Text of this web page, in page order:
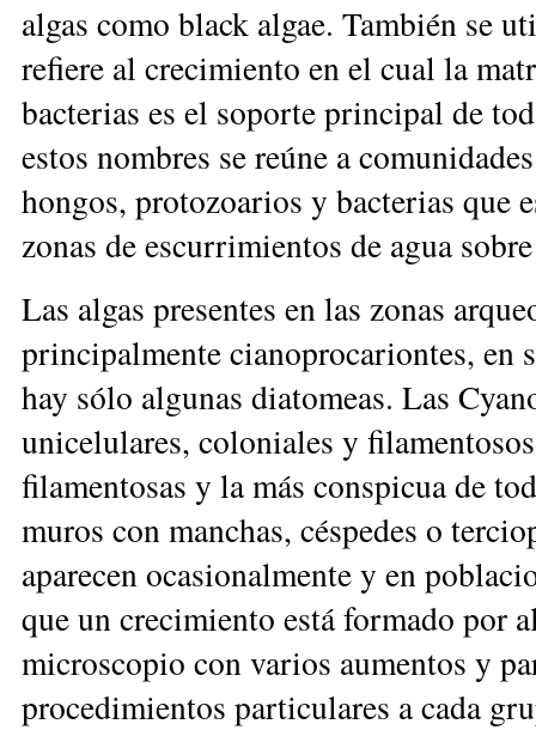
algas como black algae. También se
refiere al crecimiento en el cual la
bacterias es el soporte principal de
estos nombres se reúne a
hongos, protozoarios y bacterias que
zonas de escurrimientos de agua
Las algas presentes en las zonas
principalmente cianoprocariontes, en
hay sólo algunas diatomeas. Las
unicelulares, coloniales y
filamentosas y la más conspicua de
muros con manchas, céspedes o
aparecen ocasionalmente y en
que un crecimiento está formado por
microscopio con varios aumentos y
procedimientos particulares a cada